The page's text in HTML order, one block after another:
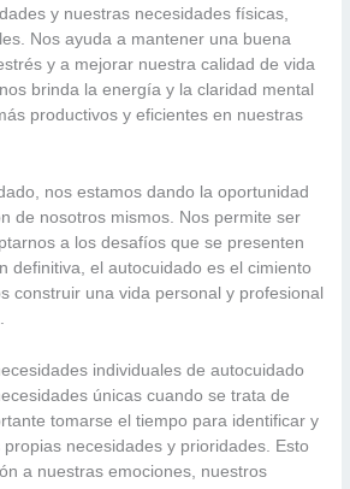
y nuestras necesidades físicas,
Nos ayuda a mantener una buena
y a mejorar nuestra calidad de vida
brinda la energía y la claridad mental
productivos y eficientes en nuestras
nos estamos dando la oportunidad
de nosotros mismos. Nos permite ser
a los desafíos que se presenten
definitiva, el autocuidado es el cimiento
construir una vida personal y profesional
individuales de autocuidado
únicas cuando se trata de
tomarse el tiempo para identificar y
necesidades y prioridades. Esto
a nuestras emociones, nuestros